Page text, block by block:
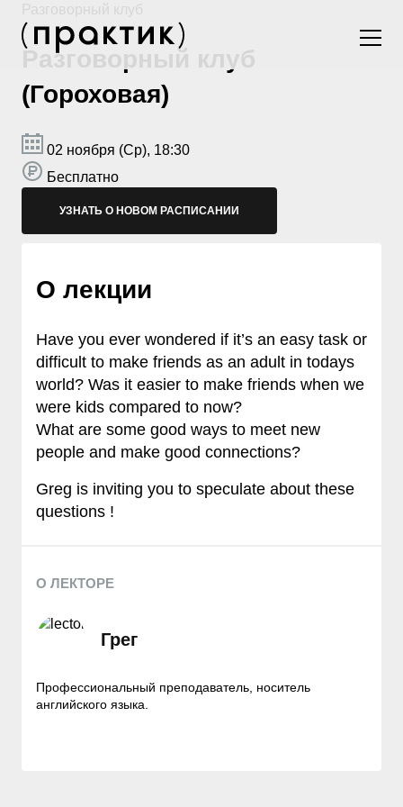
Разговорный клуб
(Гороховая)
02 ноября (Ср), 18:30
Бесплатно
УЗНАТЬ О НОВОМ РАСПИСАНИИ
О лекции
Have you ever wondered if it’s an easy task or
difficult to make friends as an adult in todays
world? Was it easier to make friends when we
were kids compared to now?
What are some good ways to meet new
people and make good connections?
Greg is inviting you to speculate about these
questions !
О ЛЕКТОРЕ
Грег
Профессиональный преподаватель, носитель
английского языка.